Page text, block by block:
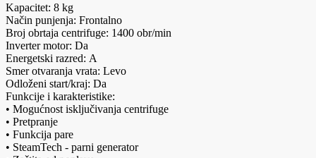
Kapacitet: 8 kg
Način punjenja: Frontalno
Broj obrtaja centrifuge: 1400 obr/min
Inverter motor: Da
Energetski razred: A
Smer otvaranja vrata: Levo
Odloženi start/kraj: Da
Funkcije i karakteristike:
• Mogućnost isključivanja centrifuge
• Pretpranje
• Funkcija pare
• SteamTech - parni generator